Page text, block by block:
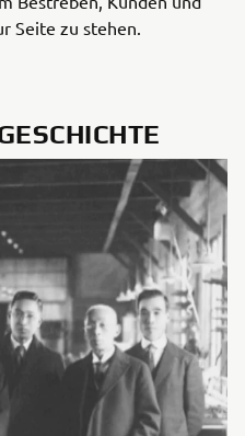
Seite zu stehen.